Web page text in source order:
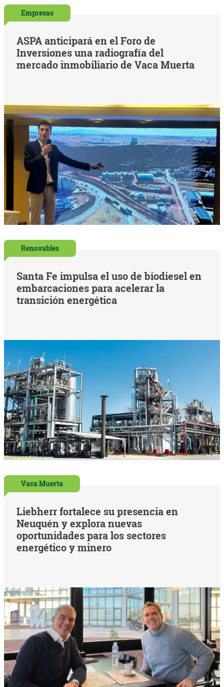
Empresas
ASPA anticipará en el Foro de
Inversiones una radiografía del
mercado inmobiliario de Vaca Muerta
Renovables
Santa Fe impulsa el uso de biodiesel en
embarcaciones para acelerar la
transición energética
Vaca Muerta
Liebherr fortalece su presencia en
Neuquén y explora nuevas
oportunidades para los sectores
energético y minero